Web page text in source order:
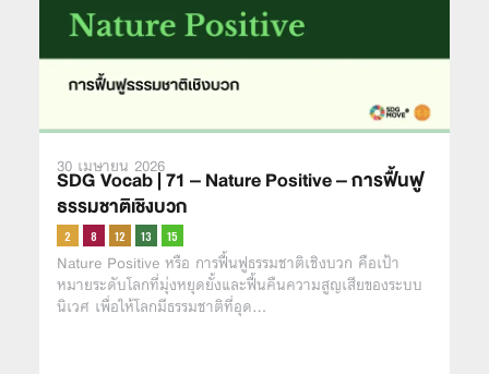
30 เมษายน 2026
SDG Vocab | 71 – Nature Positive – การฟื้นฟู
ธรรมชาติเชิงบวก
Nature Positive หรือ การฟื้นฟูธรรมชาติเชิงบวก คือเป้า
หมายระดับโลกที่มุ่งหยุดยั้งและฟื้นคืนความสูญเสียของระบบ
นิเวศ เพื่อให้โลกมีธรรมชาติที่อุด…